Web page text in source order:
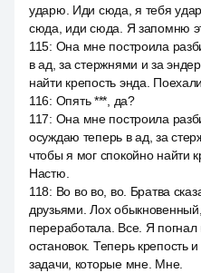
ударю. Иди сюда, я тебя
сюда, иди сюда. Я запомню
115: Она мне построила
в ад, за стержнями и за
найти крепость энда.
116: Опять ***, да?
117: Она мне построила
осуждаю теперь в ад, за
чтобы я мог спокойно найти
Настю.
118: Во во во, во. Братва
друзьями. Лох
переработала. Все. Я погнал
остановок. Теперь крепость
задачи, которые мне. Мне.